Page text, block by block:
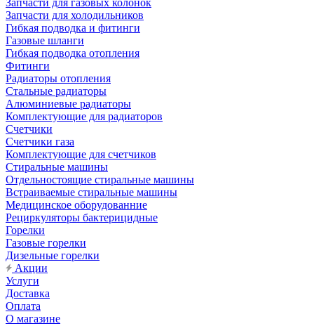
Запчасти для газовых колонок
Запчасти для холодильников
Гибкая подводка и фитинги
Газовые шланги
Гибкая подводка отопления
Фитинги
Радиаторы отопления
Стальные радиаторы
Алюминиевые радиаторы
Комплектующие для радиаторов
Счетчики
Счетчики газа
Комплектующие для счетчиков
Стиральные машины
Отдельностоящие стиральные машины
Встраиваемые стиральные машины
Медицинское оборудованние
Рециркуляторы бактерицидные
Горелки
Газовые горелки
Дизельные горелки
Акции
Услуги
Доставка
Оплата
О магазине